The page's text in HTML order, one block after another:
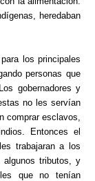
heredaban
los principales
personas que
gobernadores y
no les servían
comprar esclavos,
Entonces el
trabajaran a los
algunos tributos, y
que no tenían